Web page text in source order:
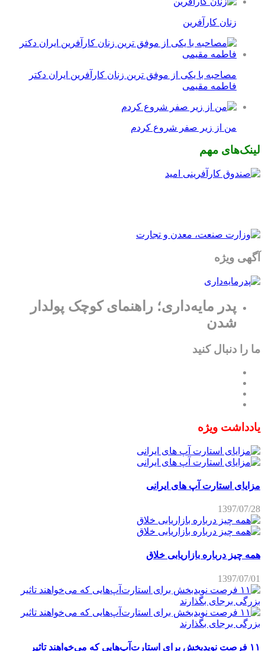
زنان کارآفرین
مصاحبه با یکی از موفق ترین زنان کارآفرین ایران دکتر
فاطمه مقیمی
من از زیر صفر شروع کردم
لینک‌های مهم
آگهی ویژه
پدر مایه‌داری؛ راهنمای کوچک پولدار
شدن
ما را دنبال کنید
یادداشت ویژه
مزایای استارت آپ های ایرانی
1397/07/28
همه چیز درباره بازاریابی خلاق
1397/07/01
۱۱ فرصت نویدبخش برای استارت‌آپ‌هایی که می‌خواهند تاثیر